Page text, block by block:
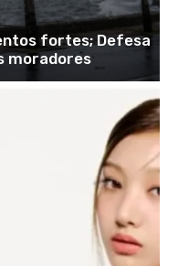
fortes; Defesa
moradores